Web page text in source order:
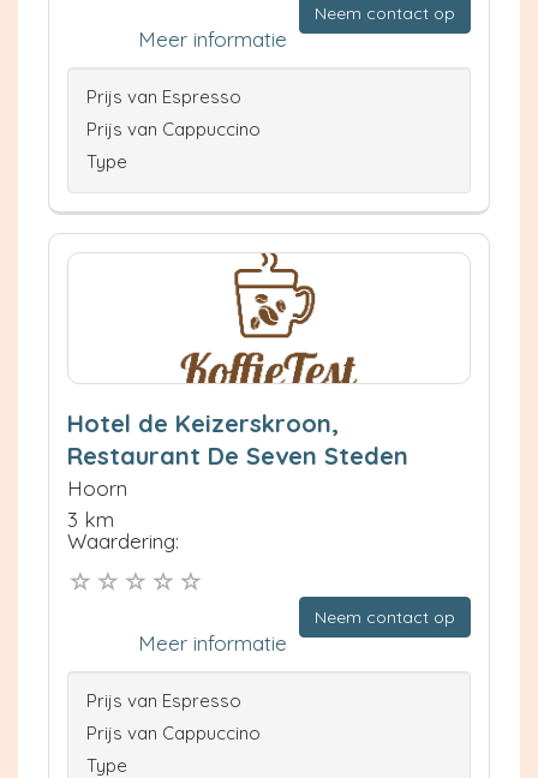
Neem contact op
Meer informatie
Prijs van Espresso
Prijs van Cappuccino
Type
Hotel de Keizerskroon,
Restaurant De Seven Steden
Hoorn
3 km
Waardering:
Neem contact op
Meer informatie
Prijs van Espresso
Prijs van Cappuccino
Type